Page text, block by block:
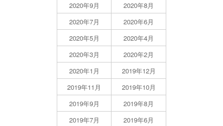
2020年9月
2020年8月
2020年7月
2020年6月
2020年5月
2020年4月
2020年3月
2020年2月
2020年1月
2019年12月
2019年11月
2019年10月
2019年9月
2019年8月
2019年7月
2019年6月